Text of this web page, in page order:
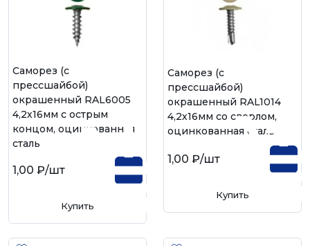
Саморез (с
прессшайбой)
окрашенный RAL6005
4,2х16мм с острым
концом, оцинкованная
сталь
1,00 ₽/шт
Купить
Саморез (с
прессшайбой)
окрашенный RAL1014
4,2х16мм со сверлом,
оцинкованная сталь
1,00 ₽/шт
Купить